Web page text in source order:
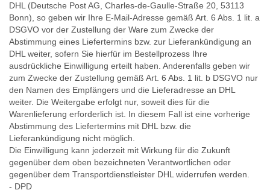
DHL (Deutsche Post AG, Charles-de-Gaulle-Straße 20, 53113
Bonn), so geben wir Ihre E-Mail-Adresse gemäß Art. 6 Abs. 1 lit. a
DSGVO vor der Zustellung der Ware zum Zwecke der
Abstimmung eines Liefertermins bzw. zur Lieferankündigung an
DHL weiter, sofern Sie hierfür im Bestellprozess Ihre
ausdrückliche Einwilligung erteilt haben. Anderenfalls geben wir
zum Zwecke der Zustellung gemäß Art. 6 Abs. 1 lit. b DSGVO nur
den Namen des Empfängers und die Lieferadresse an DHL
weiter. Die Weitergabe erfolgt nur, soweit dies für die
Warenlieferung erforderlich ist. In diesem Fall ist eine vorherige
Abstimmung des Liefertermins mit DHL bzw. die
Lieferankündigung nicht möglich.
Die Einwilligung kann jederzeit mit Wirkung für die Zukunft
gegenüber dem oben bezeichneten Verantwortlichen oder
gegenüber dem Transportdienstleister DHL widerrufen werden.
- DPD